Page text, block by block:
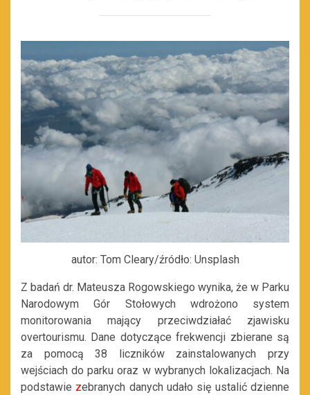
autor: Tom Cleary/źródło: Unsplash
Z badań dr. Mateusza Rogowskiego wynika, że w Parku
Narodowym Gór Stołowych wdrożono system
monitorowania mający przeciwdziałać zjawisku
overtourismu. Dane dotyczące frekwencji zbierane są
za pomocą 38 liczników zainstalowanych przy
wejściach do parku oraz w wybranych lokalizacjach. Na
podstawie zebranych danych udało się ustalić dzienne